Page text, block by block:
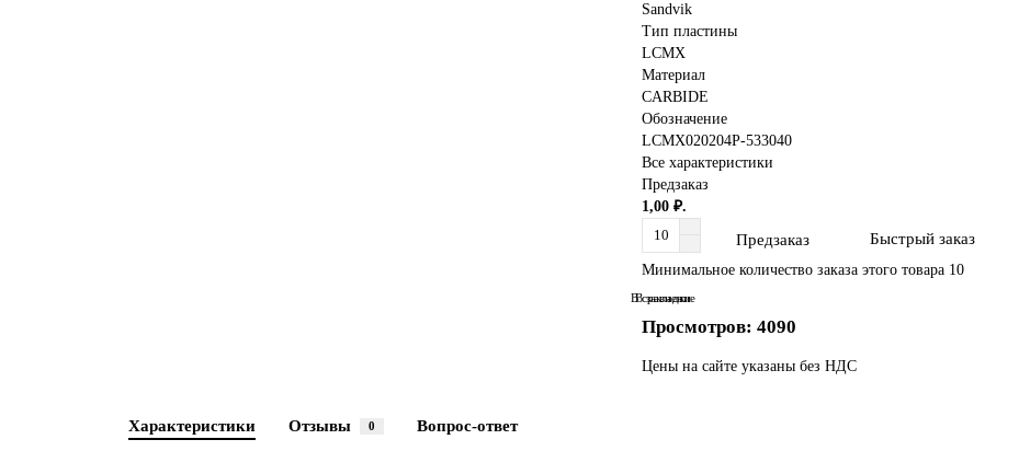
Sandvik
Тип пластины
LCMX
Материал
CARBIDE
Обозначение
LCMX020204P-533040
Все характеристики
Предзаказ
1,00 ₽.
Предзаказ Быстрый заказ
Минимальное количество заказа этого товара 10
В закладки
В сравнение
Просмотров: 4090
Цены на сайте указаны без НДС
Характеристики Отзывы 0 Вопрос-ответ